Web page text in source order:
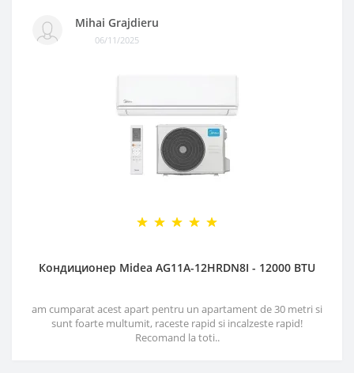
Mihai Grajdieru
06/11/2025
Кондиционер Midea AG11A-12HRDN8I - 12000 BTU
am cumparat acest apart pentru un apartament de 30 metri si
sunt foarte multumit, raceste rapid si incalzeste rapid!
Recomand la toti..